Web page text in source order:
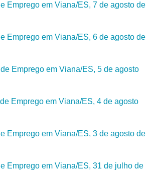
Emprego em Viana/ES, 7 de agosto de
Emprego em Viana/ES, 6 de agosto de
Emprego em Viana/ES, 5 de agosto
Emprego em Viana/ES, 4 de agosto
Emprego em Viana/ES, 3 de agosto de
Emprego em Viana/ES, 31 de julho de